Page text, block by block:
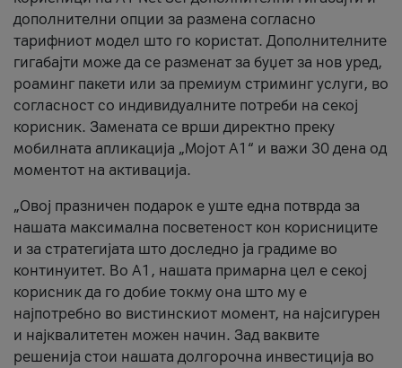
дополнителни опции за размена согласно
тарифниот модел што го користат. Дополнителните
гигабајти може да се разменат за буџет за нов уред,
роаминг пакети или за премиум стриминг услуги, во
согласност со индивидуалните потреби на секој
корисник. Замената се врши директно преку
мобилната апликација „Мојот А1“ и важи 30 дена од
моментот на активација.
„Овој празничен подарок е уште една потврда за
нашата максимална посветеност кон корисниците
и за стратегијата што доследно ја градиме во
континуитет. Во А1, нашата примарна цел е секој
корисник да го добие токму она што му е
најпотребно во вистинскиот момент, на најсигурен
и најквалитетен можен начин. Зад ваквите
решенија стои нашата долгорочна инвестиција во